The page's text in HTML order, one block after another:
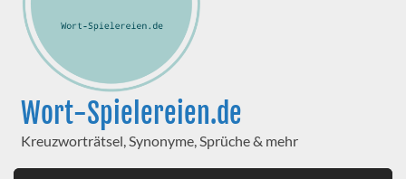
Wort-Spielereien.de
Kreuzworträtsel, Synonyme, Sprüche & mehr